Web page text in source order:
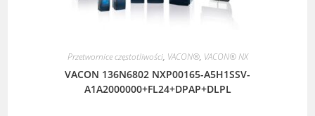
Przetwornice częstotliwości, VACON®, VACON® NX
VACON 136N6802 NXP00165-A5H1SSV-
A1A2000000+FL24+DPAP+DLPL